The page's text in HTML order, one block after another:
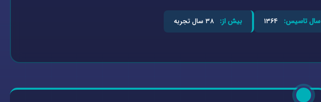
سال تاسیس: بیش از: ۳۸ سال تجربه